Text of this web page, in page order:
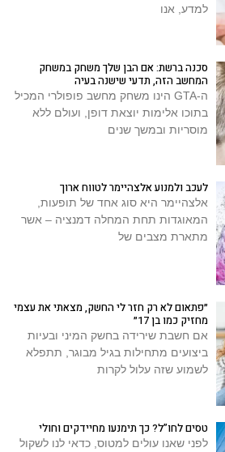
למדע, אנו
סכנה ברשת: אם הבן שלך משחק במשחק
המחשב הזה, תדעי שישנה בעיה
ה-GTA הינו משחק מחשב פופולרי המכיל
בתוכו אלימות יוצאת דופן, ועולם ללא
מוסריות ובמשך שנים
לעכב ולמנוע אלצהיימר לטווח ארוך
אלצהיימר היא סוג אחד של תופעות,
המאוגדות תחת המחלה דמנציה – אשר
מתארת מצבים של
״פתאום לא רק חזר לי החשק, מצאתי את עצמי
מחזיק כמו בן 17״
אם חשבת שירידה בחשק המיני ובעיות
ביצועים מתחילות בגיל מבוגר, תתפלא
לשמוע שזה עלול לקרות
טסים לחו”ל? כך תימנעו מחיידקים וחולי
לפני שאנו עולים למטוס, כדאי לנו לשקול